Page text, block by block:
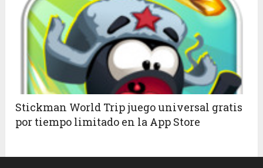
Stickman World Trip juego universal gratis
por tiempo limitado en la App Store